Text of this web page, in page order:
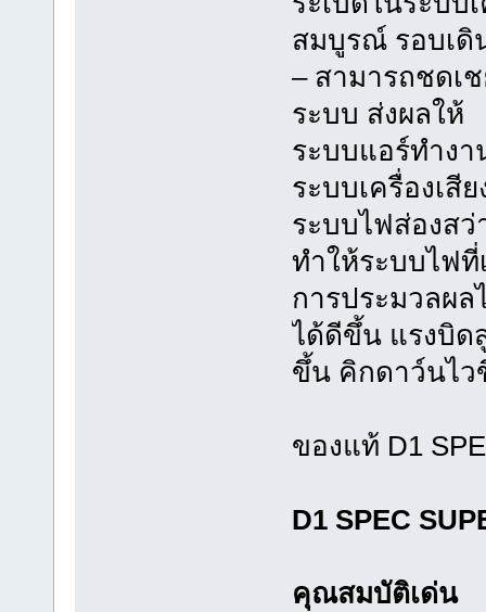
สมบูรณ์ รอบเดิ
– สามารถชดเ
ระบบ ส่งผลให้
ระบบแอร์ทำงา
ระบบเครื่องเสี
ระบบไฟส่องส
ทำให้ระบบไฟที่
การประมวลผล
ได้ดีขึ้น แรงบิด
ขึ้น คิกดาว์นไว
ของแท้ D1
D1 SPEC
คุณสมบัติเด่น